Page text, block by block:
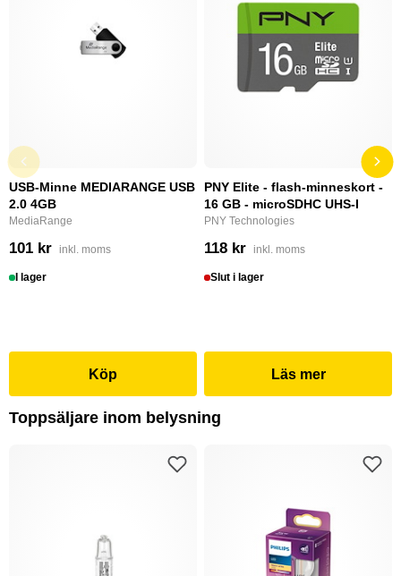
USB-Minne MEDIARANGE USB
2.0 4GB
MediaRange
101 kr inkl. moms
I lager
Köp
PNY Elite - flash-minneskort -
16 GB - microSDHC UHS-I
PNY Technologies
118 kr inkl. moms
Slut i lager
Läs mer
Toppsäljare inom belysning